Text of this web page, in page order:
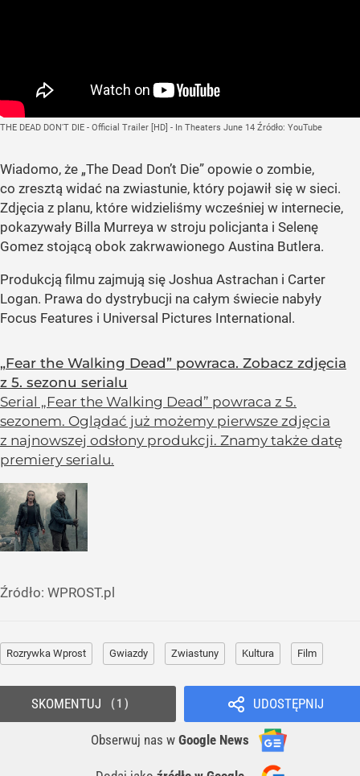
THE DEAD DON'T DIE - Official Trailer [HD] - In Theaters June 14 Źródło: YouTube
Wiadomo, że „The Dead Don’t Die” opowie o zombie,
co zresztą widać na zwiastunie, który pojawił się w sieci.
Zdjęcia z planu, które widzieliśmy wcześniej w internecie,
pokazywały Billa Murreya w stroju policjanta i Selenę
Gomez stojącą obok zakrwawionego Austina Butlera.
Produkcją filmu zajmują się Joshua Astrachan i Carter
Logan. Prawa do dystrybucji na całym świecie nabyły
Focus Features i Universal Pictures International.
„Fear the Walking Dead” powraca. Zobacz zdjęcia
z 5. sezonu serialu
Serial „Fear the Walking Dead” powraca z 5.
sezonem. Oglądać już możemy pierwsze zdjęcia
z najnowszej odsłony produkcji. Znamy także datę
premiery serialu.
Źródło: WPROST.pl
Rozrywka Wprost Gwiazdy Zwiastuny Kultura Film
UDOSTĘPNIJ
Obserwuj nas w Google News
SKOMENTUJ 1